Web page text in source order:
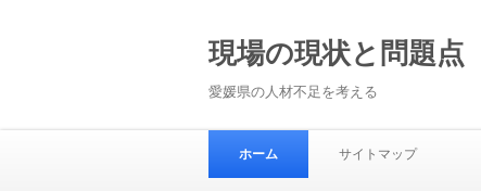
現場の現状と問題点
愛媛県の人材不足を考える
ホーム サイトマップ